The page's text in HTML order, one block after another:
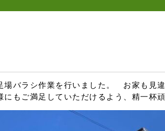
場バラシ作業を行いました。 お家も見
もご満足していただけるよう、精一杯頑